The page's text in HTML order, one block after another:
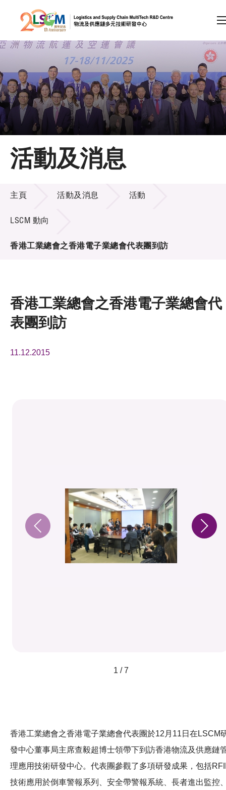
跳到內容（按回車鍵）
會員登入
A A EN 繁 简
主頁
關於LSCM
技術商品化
項目及資助計劃
新聞中心
活動及消息
活動及消息
主頁 活動及消息 活動
LSCM 動向
香港工業總會之香港電子業總會代表團到訪
香港工業總會之香港電子業總會代
表團到訪
11.12.2015
1 / 7
香港工業總會之香港電子業總會代表團於12月11日在LSCM
發中心董事局主席查毅超博士領帶下到訪香港物流及供應鏈
理應用技術研發中心。代表團參觀了多項研發成果，包括
技術應用於倒車警報系列、安全帶警報系統、長者進出監控